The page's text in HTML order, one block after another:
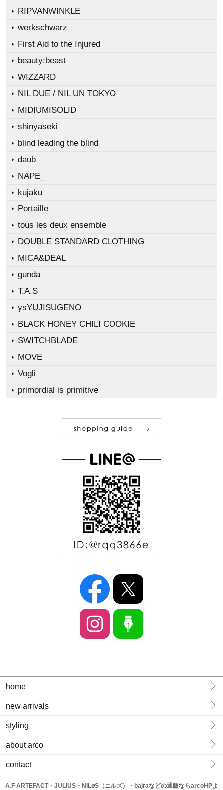
RIPVANWINKLE
werkschwarz
First Aid to the Injured
beauty:beast
WIZZARD
NIL DUE / NIL UN TOKYO
MIDIUMISOLID
shinyaseki
blind leading the blind
daub
NAPE_
kujaku
Portaille
tous les deux ensemble
DOUBLE STANDARD CLOTHING
MICA&DEAL
gunda
T.A.S
ysYUJISUGENO
BLACK HONEY CHILI COOKIE
SWITCHBLADE
MOVE
Vogli
primordial is primitive
home
new arrivals
styling
about arco
contact
A.F ARTEFACT・JULIUS・NILøS（ニルズ）・bajraなどの通販ならarcoHPよ